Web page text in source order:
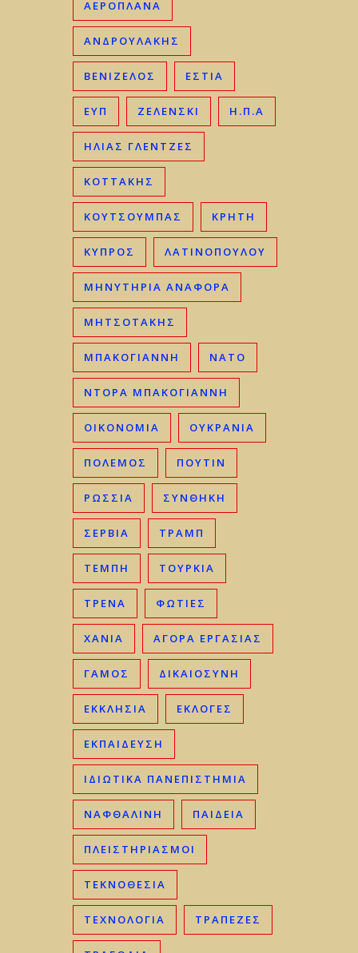
ΑΕΡΟΠΛΑΝΑ
ΑΝΔΡΟΥΛΑΚΗΣ
ΒΕΝΙΖΈΛΟΣ ΕΣΤΙΑ
ΕΥΠ ΖΕΛΕΝΣΚΙ Η.Π.Α
ΗΛΊΑΣ ΓΛΕΝΤΖΈΣ
ΚΟΤΤΑΚΗΣ
ΚΟΥΤΣΟΥΜΠΑΣ ΚΡΉΤΗ
ΚΎΠΡΟΣ ΛΑΤΙΝΟΠΟΥΛΟΥ
ΜΗΝΥΤΗΡΙΑ ΑΝΑΦΟΡΑ
ΜΗΤΣΟΤΆΚΗΣ
ΜΠΑΚΟΓΙΆΝΝΗ ΝΑΤΟ
ΝΤΟΡΑ ΜΠΑΚΟΓΙΑΝΝΗ
ΟΙΚΟΝΟΜΊΑ ΟΥΚΡΑΝΊΑ
ΠΟΛΕΜΟΣ ΠΟΥΤΙΝ
ΡΩΣΣΊΑ ΣΥΝΘΗΚΗ
ΣΕΡΒΊΑ ΤΡΑΜΠ
ΤΈΜΠΗ ΤΟΥΡΚΊΑ
ΤΡΈΝΑ ΦΩΤΙΈΣ
ΧΑΝΙΆ ΑΓΟΡΆ ΕΡΓΑΣΊΑΣ
ΓΑΜΟΣ ΔΙΚΑΙΟΣΎΝΗ
ΕΚΚΛΗΣΊΑ ΕΚΛΟΓΈΣ
ΕΚΠΑΊΔΕΥΣΗ
ΙΔΙΩΤΙΚΆ ΠΑΝΕΠΙΣΤΉΜΙΑ
ΝΑΦΘΑΛΊΝΗ ΠΑΙΔΕΊΑ
ΠΛΕΙΣΤΗΡΙΑΣΜΟΊ
ΤΕΚΝΟΘΕΣΊΑ
ΤΕΧΝΟΛΟΓΊΑ ΤΡΆΠΕΖΕΣ